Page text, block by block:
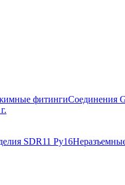
фитингиСоединения
SDR11 Ру16